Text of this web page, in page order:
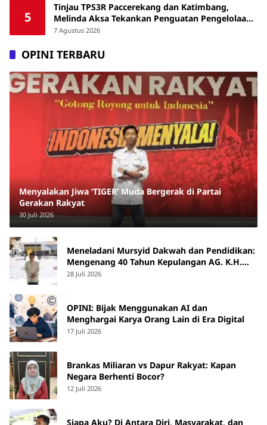
5
Tinjau TPS3R Paccerekang dan Katimbang,
Melinda Aksa Tekankan Penguatan Pengelolaan
Sampah dari Sumber
7 Agustus 2026
OPINI TERBARU
Menyalakan Jiwa ‘TIGER’ Muda Bergerak di Partai
Gerakan Rakyat
30 Juli 2026
Meneladani Mursyid Dakwah dan Pendidikan:
Mengenang 40 Tahun Kepulangan AG. K.H.
Yunus Martan
28 Juli 2026
OPINI: Bijak Menggunakan AI dan
Menghargai Karya Orang Lain di Era Digital
17 Juli 2026
Brankas Miliaran vs Dapur Rakyat: Kapan
Negara Berhenti Bocor?
12 Juli 2026
Siapa Aku? Di Antara Diri, Masyarakat, dan